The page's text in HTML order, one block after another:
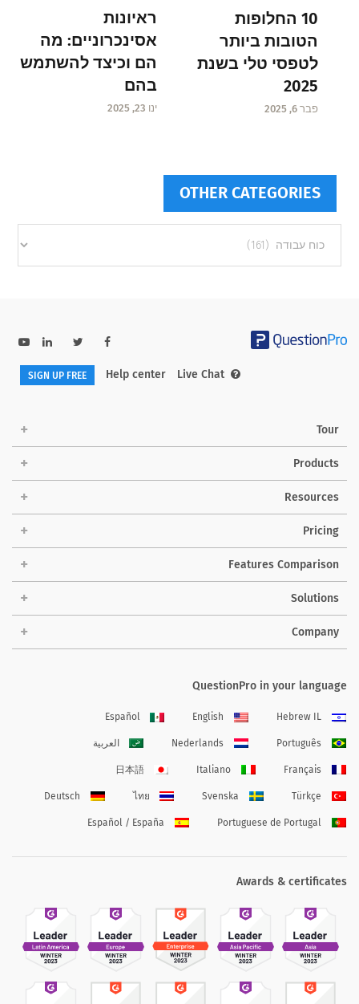
10 החלופות
הטובות ביותר
לטפסי טלי בשנת
2025
פבר 6, 2025
ראיונות
אסינכרוניים: מה
הם וכיצד להשתמש
בהם
ינו 23, 2025
OTHER CATEGORIES
categories
Help center Live Chat
SIGN UP FREE
Tour
Products
Resources
Pricing
Features Comparison
Solutions
Company
QuestionPro in your language
Hebrew IL
English
Español
Português
Nederlands العربية
Français
Italiano
日本語
Türkçe
Svenska
ไทย
Deutsch
Portuguese de Portugal
Español / España
Awards & certificates